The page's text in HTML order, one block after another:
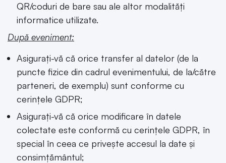
QR/coduri de bare sau ale altor modalități
informatice utilizate.
După eveniment:
Asigurați-vă că orice transfer al datelor (de la
puncte fizice din cadrul evenimentului, de la/către
parteneri, de exemplu) sunt conforme cu
cerințele GDPR;
Asigurați-vă că orice modificare în datele
colectate este conformă cu cerințele GDPR, în
special în ceea ce privește accesul la date și
consimțământul;